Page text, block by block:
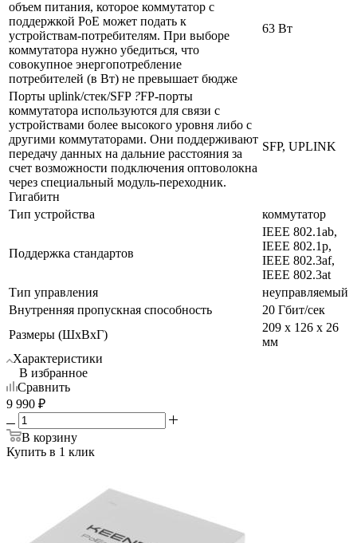
объем питания, которое коммутатор с
поддержкой PoE может подать к
устройствам-потребителям. При выборе
коммутатора нужно убедиться, что
совокупное энергопотребление
потребителей (в Вт) не превышает бюдже
63 Вт
Порты uplink/стек/SFP ?FP-порты
коммутатора используются для связи с
устройствами более высокого уровня либо с
другими коммутаторами. Они поддерживают
передачу данных на дальние расстояния за
счет возможности подключения оптоволокна
через специальный модуль-переходник.
Гигабитн
SFP, UPLINK
Тип устройства коммутатор
Поддержка стандартов
IEEE 802.1ab,
IEEE 802.1p,
IEEE 802.3af,
IEEE 802.3at
Тип управления
неуправляемый
Внутренняя пропускная способность
20 Гбит/сек
Размеры (ШxВxГ)
209 x 126 x 26
мм
Характеристики
В избранное
Сравнить
9 990 ₽
В корзину
Купить в 1 клик